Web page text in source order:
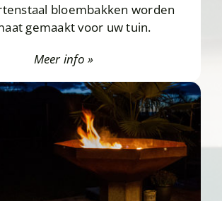
bloembakken worden
gemaakt voor uw tuin.
Meer info »